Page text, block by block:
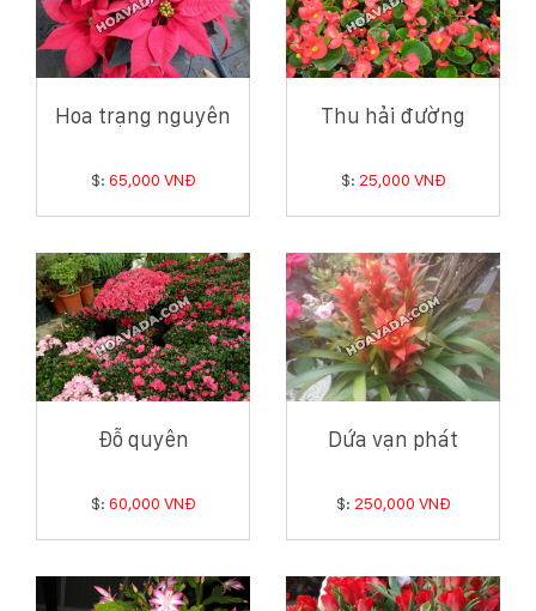
Hoa trạng nguyên
$: 65,000 VNĐ
Thu hải đường
$: 25,000 VNĐ
Đỗ quyên
$: 60,000 VNĐ
Dứa vạn phát
$: 250,000 VNĐ